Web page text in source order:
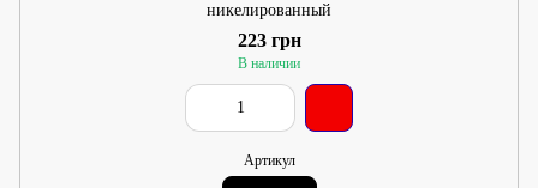
никелированный
223 грн
В наличии
Артикул